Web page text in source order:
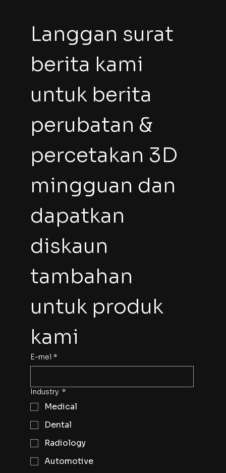
Langgan surat
berita kami
untuk berita
perubatan &
percetakan 3D
mingguan dan
dapatkan
diskaun
tambahan
untuk produk
kami
E-mel *
Industry *
Medical
Dental
Radiology
Automotive